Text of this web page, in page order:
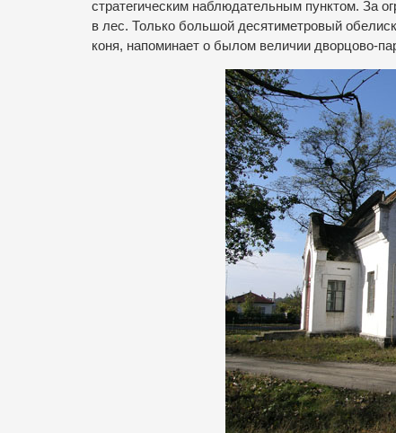
стратегическим наблюдательным пунктом. За
в лес. Только большой десятиметровый
коня, напоминает о былом величии дворцово-